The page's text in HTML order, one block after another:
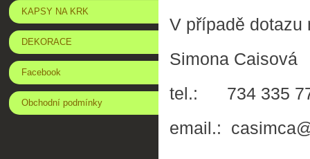
V případě dotazu
Simona Caisová
tel.: 734 335
email.:
KAPSY NA KRK
DEKORACE
Facebook
Obchodní podmínky